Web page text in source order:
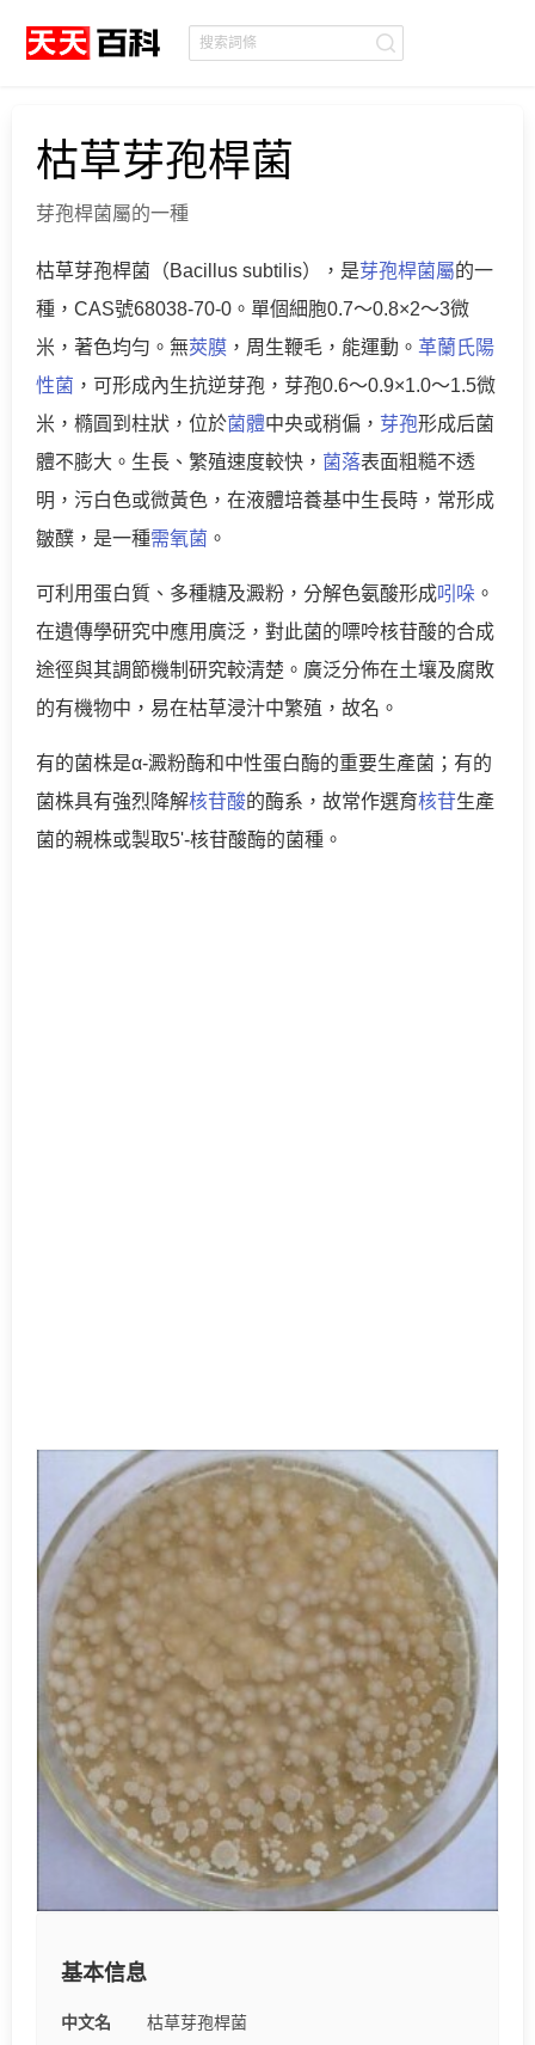
枯草芽孢桿菌
芽孢桿菌屬的一種
枯草芽孢桿菌（Bacillus subtilis），是芽孢桿菌屬的一
種，CAS號68038-70-0。單個細胞0.7～0.8×2～3微
米，著色均勻。無莢膜 ，周生鞭毛，能運動。 革蘭氏陽
性菌 ，可形成內生抗逆芽孢，芽孢0.6～0.9×1.0～1.5微
米，橢圓到柱狀，位於菌體中央或稍偏， 芽孢形成后菌
體不膨大。生長、繁殖速度較快， 菌落表面粗糙不透
明，污白色或微黃色，在液體培養基中生長時，常形成
皺醭，是一種需氧菌 。
可利用蛋白質、多種糖及澱粉，分解色氨酸形成吲哚 。
在遺傳學研究中應用廣泛，對此菌的嘌呤核苷酸的合成
途徑與其調節機制研究較清楚。廣泛分佈在土壤及腐敗
的有機物中，易在枯草浸汁中繁殖，故名。
有的菌株是α-澱粉酶和中性蛋白酶的重要生產菌；有的
菌株具有強烈降解核苷酸的酶系，故常作選育核苷生產
菌的親株或製取5'-核苷酸酶的菌種。
基本信息
中文名
枯草芽孢桿菌